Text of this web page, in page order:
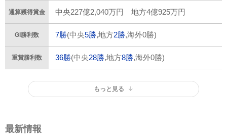
通算獲得賞金 中央227億2,040万円 地方4億925万円
GI勝利数 7勝(中央5勝,地方2勝,海外0勝)
重賞勝利数 36勝(中央28勝,地方8勝,海外0勝)
もっと見る
最新情報